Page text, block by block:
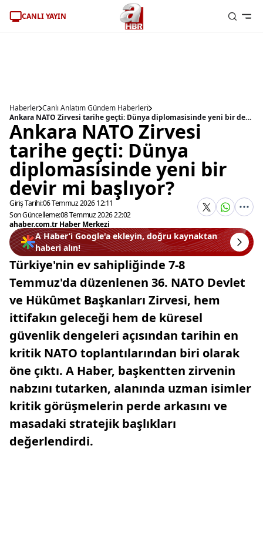
CANLI YAYIN
Haberler Canlı Anlatım Gündem Haberleri
Ankara NATO Zirvesi tarihe geçti: Dünya diplomasisinde yeni bir devir mi başlıyor?
Ankara NATO Zirvesi
tarihe geçti: Dünya
diplomasisinde yeni bir
devir mi başlıyor?
Giriş Tarihi:06 Temmuz 2026 12:11
Son Güncelleme:08 Temmuz 2026 22:02
ahaber.com.tr Haber Merkezi
A Haber’i Google'a ekleyin, doğru kaynaktan
haberi alın!
Türkiye'nin ev sahipliğinde 7-8
Temmuz'da düzenlenen 36. NATO Devlet
ve Hükûmet Başkanları Zirvesi, hem
ittifakın geleceği hem de küresel
güvenlik dengeleri açısından tarihin en
kritik NATO toplantılarından biri olarak
öne çıktı. A Haber, başkentten zirvenin
nabzını tutarken, alanında uzman isimler
kritik görüşmelerin perde arkasını ve
masadaki stratejik başlıkları
değerlendirdi.